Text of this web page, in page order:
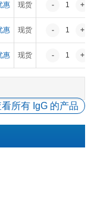
惠 现货 - 1 +
惠 现货 - 1 +
惠 现货 - 1 +
所有 IgG 的产品